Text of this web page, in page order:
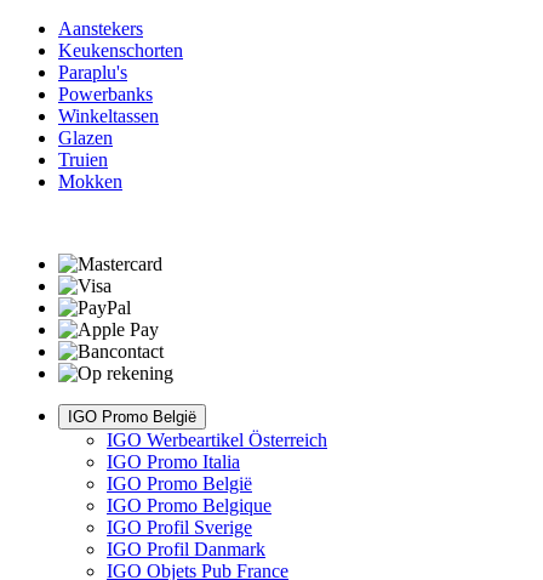
Aanstekers
Keukenschorten
Paraplu's
Powerbanks
Winkeltassen
Glazen
Truien
Mokken
IGO Promo België
IGO Werbeartikel Österreich
IGO Promo Italia
IGO Promo België
IGO Promo Belgique
IGO Profil Sverige
IGO Profil Danmark
IGO Objets Pub France